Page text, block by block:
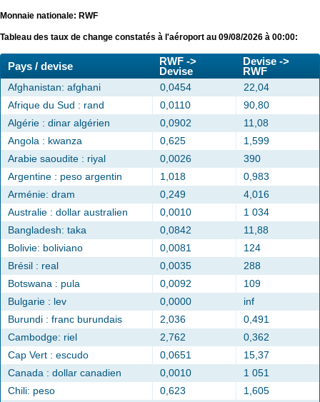
Monnaie nationale: RWF
Tableau des taux de change constatés à l'aéroport au 09/08/2026 à 00:00:
Pays / devise
RWF ->
Devise
Devise ->
RWF
Afghanistan: afghani 0,0454
22,04
Afrique du Sud : rand
0,0110
90,80
Algérie : dinar algérien
0,0902
11,08
Angola : kwanza
0,625
1,599
Arabie saoudite : riyal
0,0026
390
Argentine : peso argentin
1,018
0,983
Arménie: dram
0,249
4,016
Australie : dollar australien
0,0010
1 034
Bangladesh: taka
0,0842
11,88
Bolivie: boliviano
0,0081
124
Brésil : real
0,0035
288
Botswana : pula
0,0092
109
Bulgarie : lev
0,0000
inf
Burundi : franc burundais
2,036
0,491
Cambodge: riel
2,762
0,362
Cap Vert : escudo
0,0651
15,37
Canada : dollar canadien
0,0010
1 051
Chili: peso
0,623
1,605